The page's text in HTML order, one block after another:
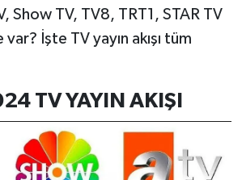
Show TV, TV8, TRT1, STAR TV
var? İşte TV yayın akışı tüm
TV YAYIN AKIŞI